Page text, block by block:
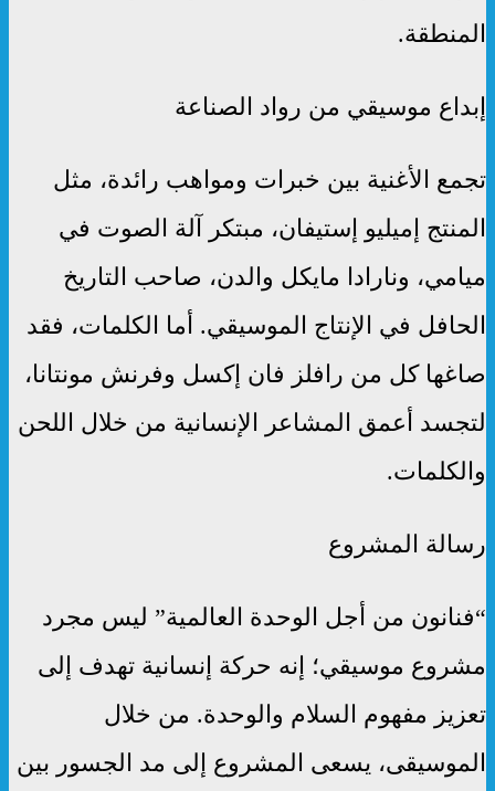
المنطقة.
إبداع موسيقي من رواد الصناعة
تجمع الأغنية بين خبرات ومواهب رائدة، مثل
المنتج إميليو إستيفان، مبتكر آلة الصوت في
ميامي، ونارادا مايكل والدن، صاحب التاريخ
الحافل في الإنتاج الموسيقي. أما الكلمات، فقد
صاغها كل من رافلز فان إكسل وفرنش مونتانا،
لتجسد أعمق المشاعر الإنسانية من خلال اللحن
والكلمات.
رسالة المشروع
“فنانون من أجل الوحدة العالمية” ليس مجرد
مشروع موسيقي؛ إنه حركة إنسانية تهدف إلى
تعزيز مفهوم السلام والوحدة. من خلال
الموسيقى، يسعى المشروع إلى مد الجسور بين